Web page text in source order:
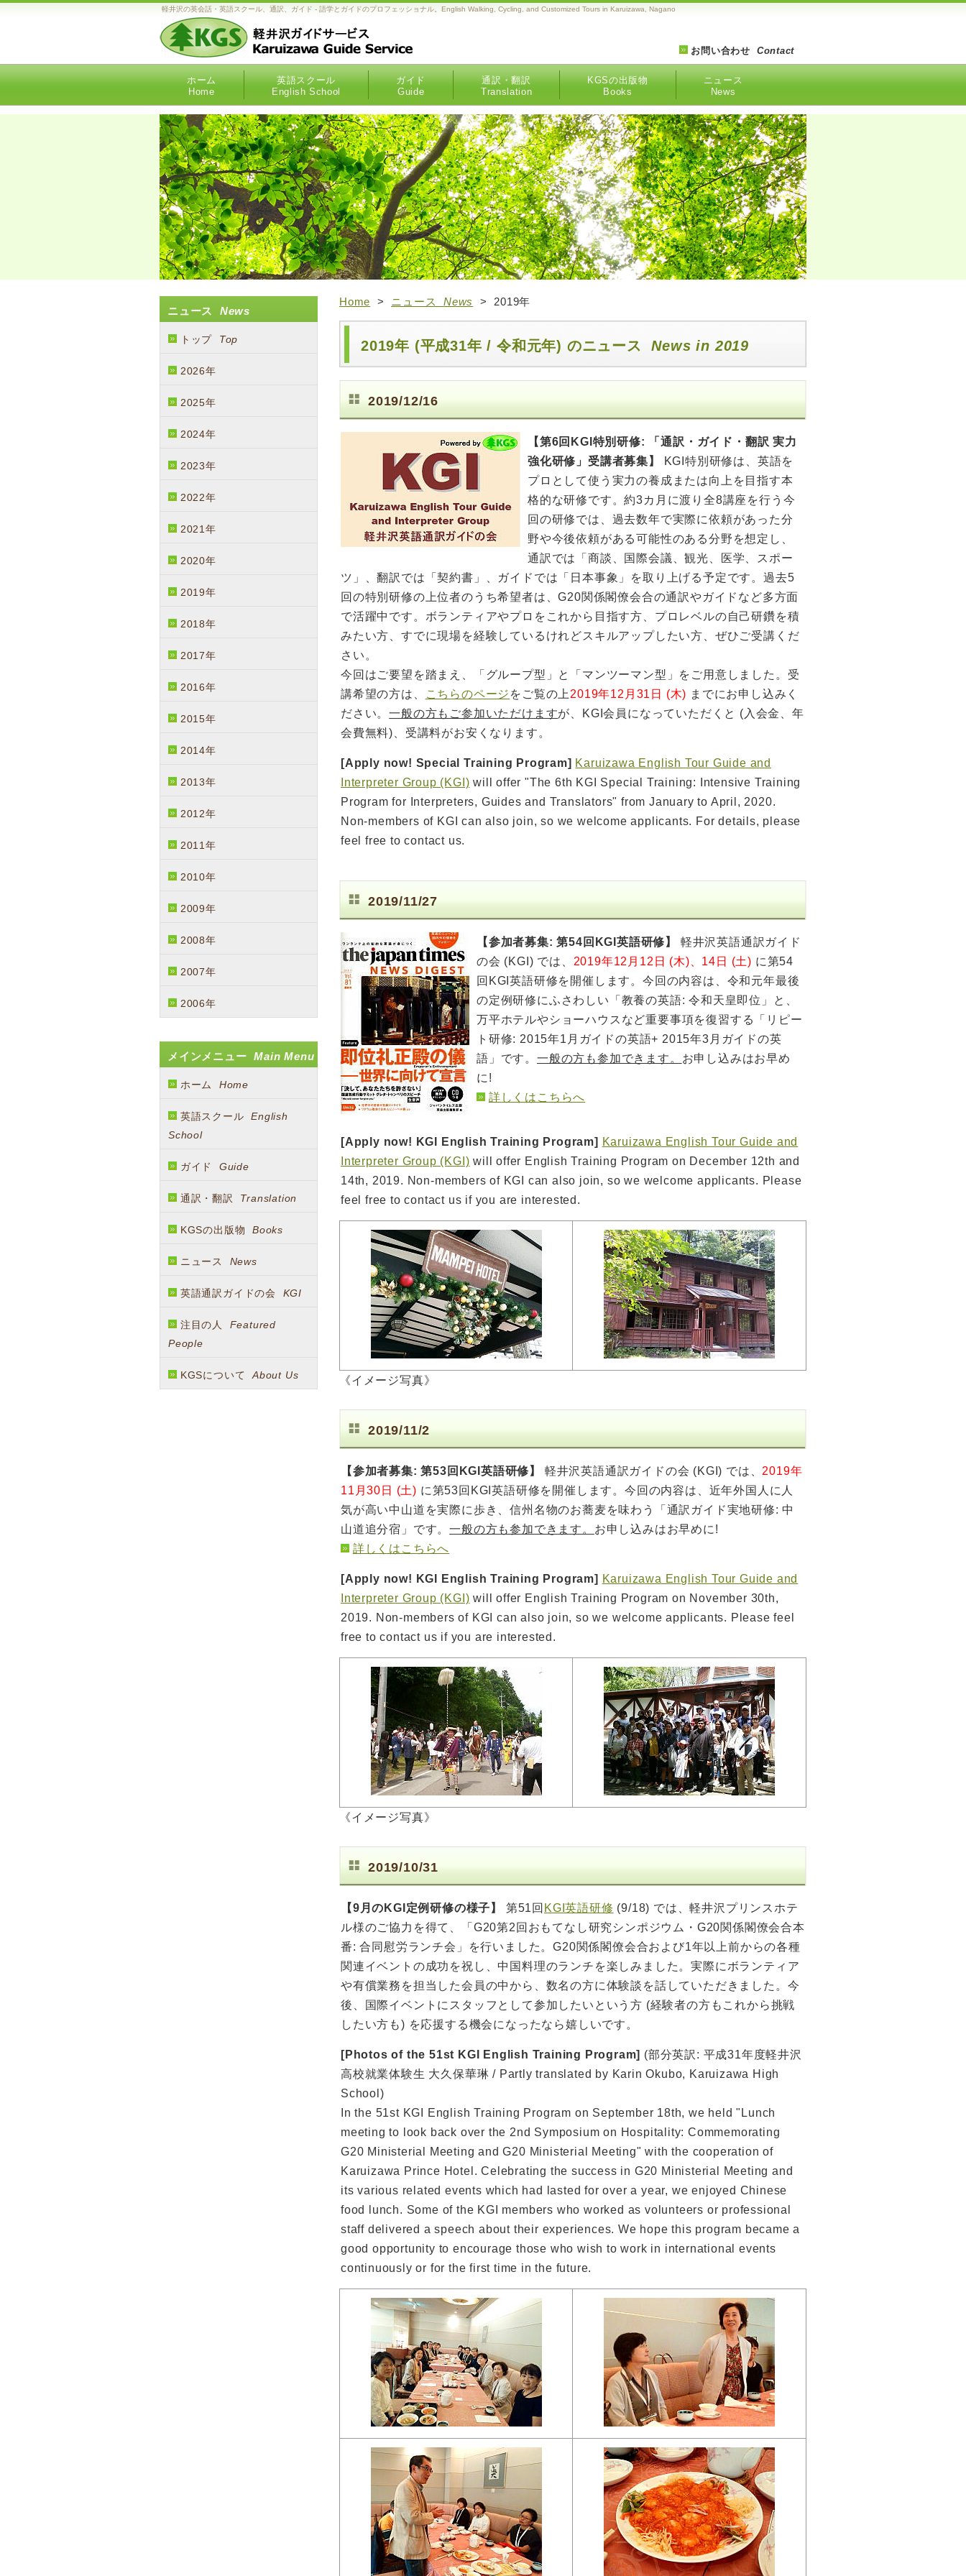
軽井沢の英会話・英語スクール、通訳、ガイド - 語学とガイドのプロフェッショナル。English Walking, Cycling, and Customized Tours in Karuizawa, Nagano
お問い合わせContact
ホーム
Home
英語スクール
English School
ガイド
Guide
通訳・翻訳
Translation
KGSの出版物
Books
ニュース
News
Home > ニュースNews > 2019年
2019年 (平成31年 / 令和元年) のニュースNews in 2019
2019/12/16
【第6回KGI特別研修: 「通訳・ガイド・翻訳 実力
強化研修」受講者募集】
KGI特別研修は、英語を
プロとして使う実力の養成または向上を目指す本
格的な研修です。約3カ月に渡り全8講座を行う今
回の研修では、過去数年で実際に依頼があった分
野や今後依頼がある可能性のある分野を想定し、
通訳では「商談、国際会議、観光、医学、スポー
ツ」、翻訳では「契約書」、ガイドでは「日本事象」を取り上げる予定です。過去5
回の特別研修の上位者のうち希望者は、G20関係閣僚会合の通訳やガイドなど多方面
で活躍中です。ボランティアやプロをこれから目指す方、プロレベルの自己研鑽を積
みたい方、すでに現場を経験しているけれどスキルアップしたい方、ぜひご受講くだ
さい。
今回はご要望を踏まえ、「グループ型」と「マンツーマン型」をご用意しました。受
講希望の方は、
こちらのページ をご覧の上 2019年12月31日 (木) までにお申し込みく
ださい。一般の方もご参加いただけますが、KGI会員になっていただくと (入会金、年
会費無料)、受講料がお安くなります。
[Apply now! Special Training Program] Karuizawa English Tour Guide and
Interpreter Group (KGI) will offer "The 6th KGI Special Training: Intensive Training
Program for Interpreters, Guides and Translators" from January to April, 2020.
Non-members of KGI can also join, so we welcome applicants. For details, please
feel free to contact us.
2019/11/27
【参加者募集: 第54回KGI英語研修】
軽井沢英語通訳ガイド
の会 (KGI) では、 2019年12月12日 (木)、14日 (土) に第54
回KGI英語研修を開催します。今回の内容は、令和元年最後
の定例研修にふさわしい「教養の英語: 令和天皇即位」と、
万平ホテルやショーハウスなど重要事項を復習する「リピー
ト研修: 2015年1月ガイドの英語+ 2015年3月ガイドの英
語」です。 一般の方も参加できます。 お申し込みはお早め
に!
詳しくはこちらへ
[Apply now! KGI English Training Program] Karuizawa English Tour Guide and
Interpreter Group (KGI) will offer English Training Program on December 12th and
14th, 2019. Non-members of KGI can also join, so we welcome applicants. Please
feel free to contact us if you are interested.
《イメージ写真》
2019/11/2
【参加者募集: 第53回KGI英語研修】 軽井沢英語通訳ガイドの会 (KGI) では、 2019年
11月30日 (土) に第53回KGI英語研修を開催します。今回の内容は、近年外国人に人
気が高い中山道を実際に歩き、信州名物のお蕎麦を味わう「通訳ガイド実地研修: 中
山道追分宿」です。一般の方も参加できます。 お申し込みはお早めに!
詳しくはこちらへ
[Apply now! KGI English Training Program] Karuizawa English Tour Guide and
Interpreter Group (KGI) will offer English Training Program on November 30th,
2019. Non-members of KGI can also join, so we welcome applicants. Please feel
free to contact us if you are interested.
《イメージ写真》
2019/10/31
【9月のKGI定例研修の様子】 第51回 KGI英語研修 (9/18) では、軽井沢プリンスホテ
ル様のご協力を得て、「G20第2回おもてなし研究シンポジウム・G20関係閣僚会合本
番: 合同慰労ランチ会」を行いました。G20関係閣僚会合および1年以上前からの各種
関連イベントの成功を祝し、中国料理のランチを楽しみました。実際にボランティア
や有償業務を担当した会員の中から、数名の方に体験談を話していただきました。今
後、国際イベントにスタッフとして参加したいという方 (経験者の方もこれから挑戦
したい方も) を応援する機会になったなら嬉しいです。
[Photos of the 51st KGI English Training Program] (部分英訳: 平成31年度軽井沢
高校就業体験生 大久保華琳 / Partly translated by Karin Okubo, Karuizawa High
School)
In the 51st KGI English Training Program on September 18th, we held "Lunch
meeting to look back over the 2nd Symposium on Hospitality: Commemorating
G20 Ministerial Meeting and G20 Ministerial Meeting" with the cooperation of
Karuizawa Prince Hotel. Celebrating the success in G20 Ministerial Meeting and
its various related events which had lasted for over a year, we enjoyed Chinese
food lunch. Some of the KGI members who worked as volunteers or professional
staff delivered a speech about their experiences. We hope this program became a
good opportunity to encourage those who wish to work in international events
continuously or for the first time in the future.
ニュース News
トップ Top
2026年
2025年
2024年
2023年
2022年
2021年
2020年
2019年
2018年
2017年
2016年
2015年
2014年
2013年
2012年
2011年
2010年
2009年
2008年
2007年
2006年
メインメニューMain Menu
ホーム Home
英語スクールEnglish
School
ガイド Guide
通訳・翻訳 Translation
KGSの出版物 Books
ニュース News
英語通訳ガイドの会 KGI
注目の人 Featured
People
KGSについて About Us